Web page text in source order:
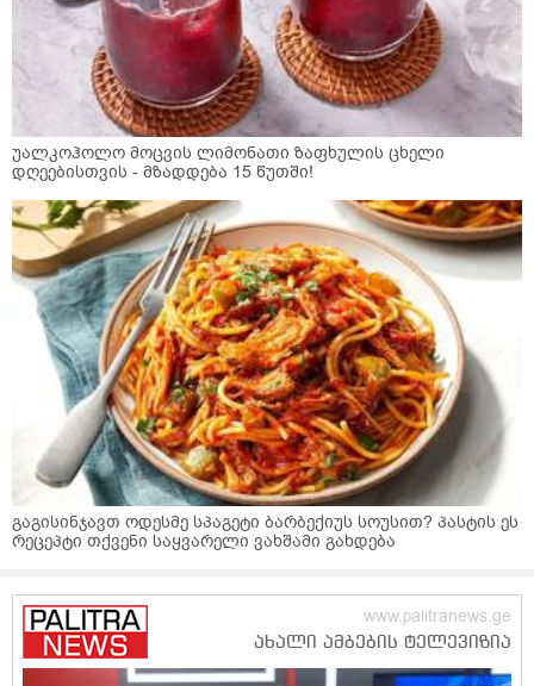
უალკოჰოლო მოცვის ლიმონათი ზაფხულის ცხელი
დღეებისთვის - მზადდება 15 წუთში!
გაგისინჯავთ ოდესმე სპაგეტი ბარბექიუს სოუსით? პასტის ეს
რეცეპტი თქვენი საყვარელი ვახშამი გახდება